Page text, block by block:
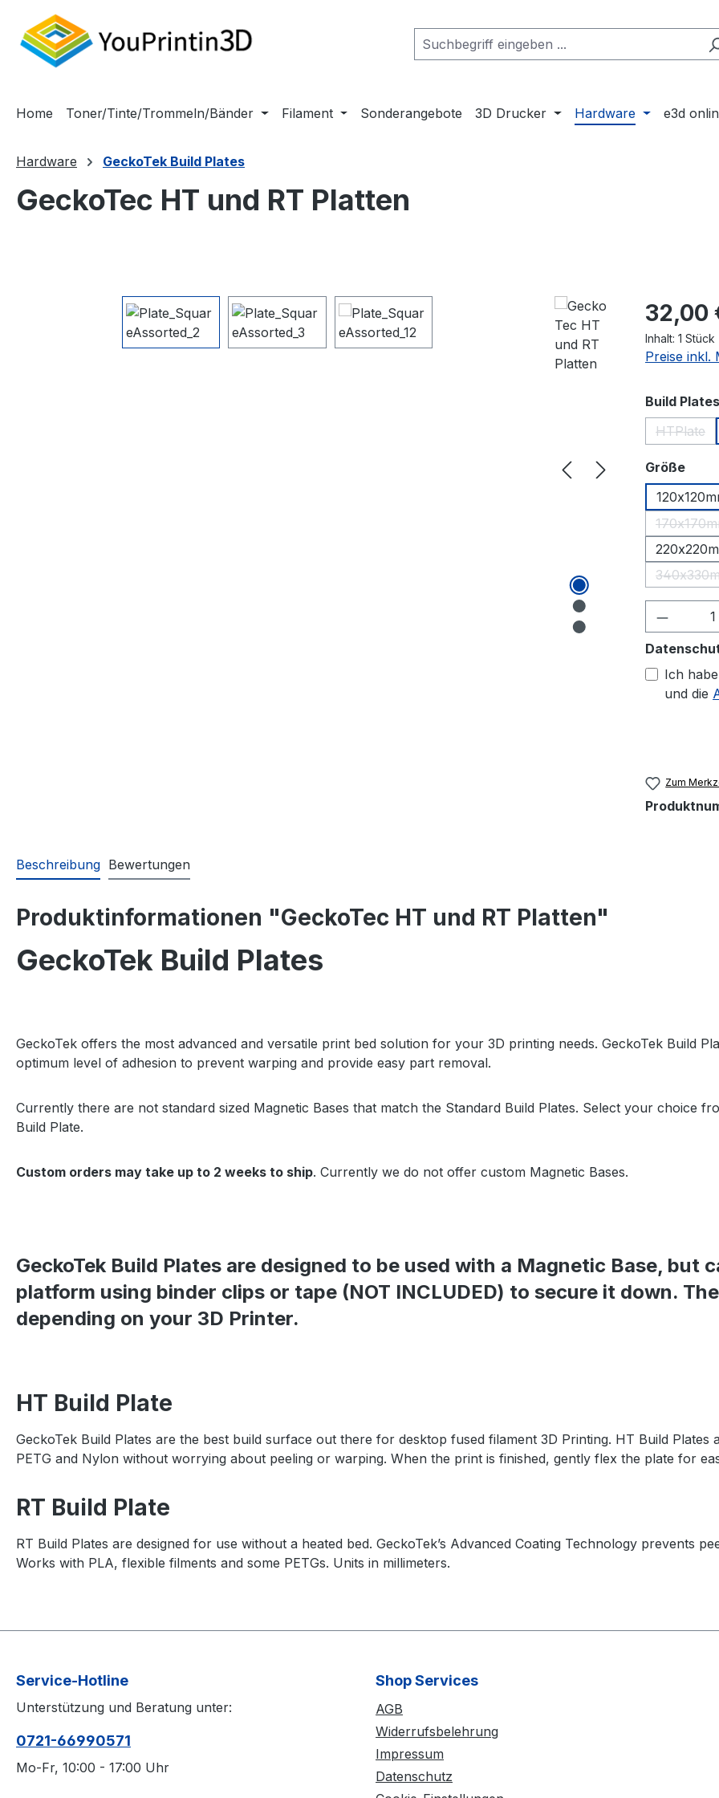
Hauptinhalt springen
Zur Suche springen
Zur Hauptnavigation springen
Home Toner/Tinte/Trommeln/Bänder Filament Sonderangebote 3D Drucker Hardware e3d
Hardware GeckoTek Build Plates
GeckoTec HT und RT Platten
Regulärer
32,00
Inhalt: 1 Stück
Preise inkl.
Build Plates
HTPlate
Größe
Ich
und die
Zum
Beschreibung Bewertungen
Produktinformationen "GeckoTec HT und RT Platten"
GeckoTek Build Plates
GeckoTek offers the most advanced and versatile print bed solution for your 3D printing needs. GeckoTek Build
optimum level of adhesion to prevent warping and provide easy part removal.
Currently there are not standard sized Magnetic Bases that match the Standard Build Plates. Select your choice
Build Plate.
Custom orders may take up to 2 weeks to ship. Currently we do not offer custom Magnetic Bases.
GeckoTek Build Plates are designed to be used with a Magnetic Base, but
platform using binder clips or tape (NOT INCLUDED) to secure it down.
depending on your 3D Printer.
HT Build Plate
GeckoTek Build Plates are the best build surface out there for desktop fused filament 3D Printing. HT Build Plates
PETG and Nylon without worrying about peeling or warping. When the print is finished, gently flex the plate for
RT Build Plate
RT Build Plates are designed for use without a heated bed. GeckoTek’s Advanced Coating Technology prevents
Works with PLA, flexible filments and some PETGs. Units in millimeters.
Service-Hotline
Unterstützung und Beratung unter:
0721-66990571
Mo-Fr, 10:00 - 17:00 Uhr
Shop Services
AGB
Widerrufsbelehrung
Impressum
Datenschutz